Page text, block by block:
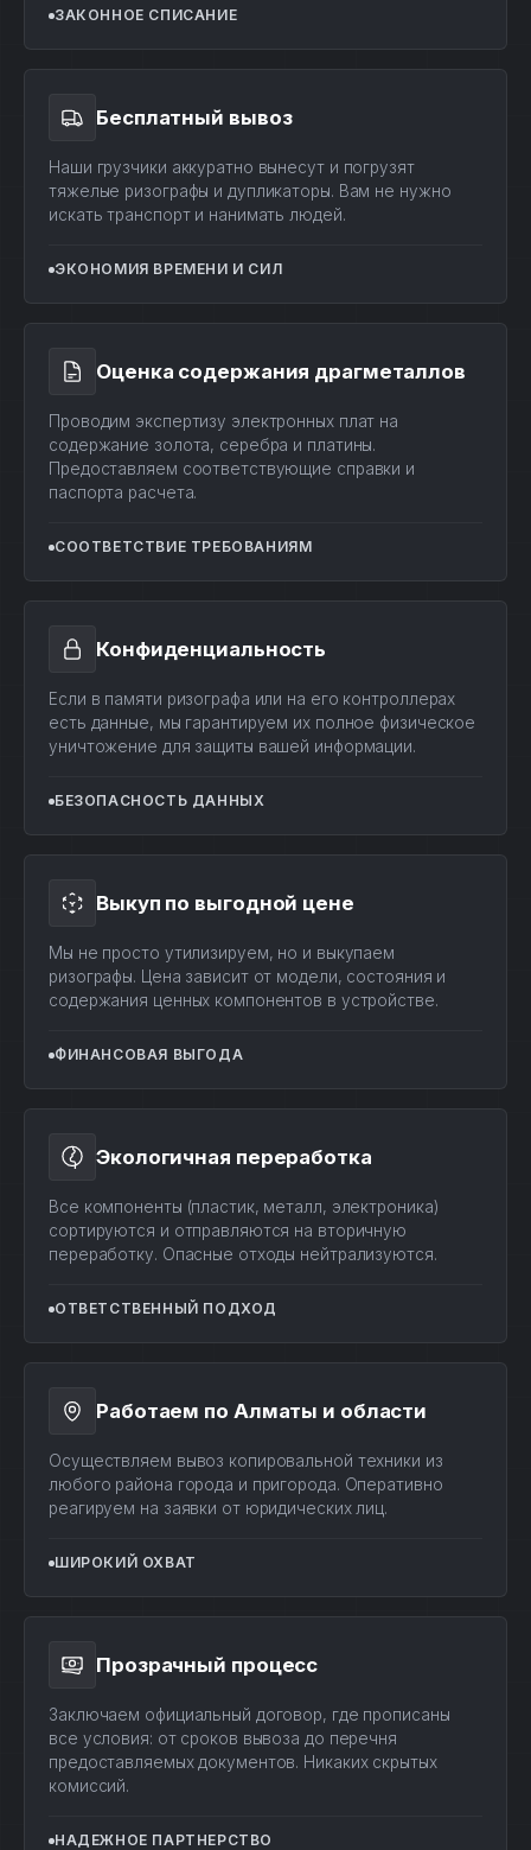
ЗАКОННОЕ СПИСАНИЕ
Бесплатный вывоз
Наши грузчики аккуратно вынесут и погрузят
тяжелые ризографы и дупликаторы. Вам не нужно
искать транспорт и нанимать людей.
ЭКОНОМИЯ ВРЕМЕНИ И СИЛ
Оценка содержания драгметаллов
Проводим экспертизу электронных плат на
содержание золота, серебра и платины.
Предоставляем соответствующие справки и
паспорта расчета.
СООТВЕТСТВИЕ ТРЕБОВАНИЯМ
Конфиденциальность
Если в памяти ризографа или на его контроллерах
есть данные, мы гарантируем их полное физическое
уничтожение для защиты вашей информации.
БЕЗОПАСНОСТЬ ДАННЫХ
Выкуп по выгодной цене
Мы не просто утилизируем, но и выкупаем
ризографы. Цена зависит от модели, состояния и
содержания ценных компонентов в устройстве.
ФИНАНСОВАЯ ВЫГОДА
Экологичная переработка
Все компоненты (пластик, металл, электроника)
сортируются и отправляются на вторичную
переработку. Опасные отходы нейтрализуются.
ОТВЕТСТВЕННЫЙ ПОДХОД
Работаем по Алматы и области
Осуществляем вывоз копировальной техники из
любого района города и пригорода. Оперативно
реагируем на заявки от юридических лиц.
ШИРОКИЙ ОХВАТ
Прозрачный процесс
Заключаем официальный договор, где прописаны
все условия: от сроков вывоза до перечня
предоставляемых документов. Никаких скрытых
комиссий.
НАДЕЖНОЕ ПАРТНЕРСТВО